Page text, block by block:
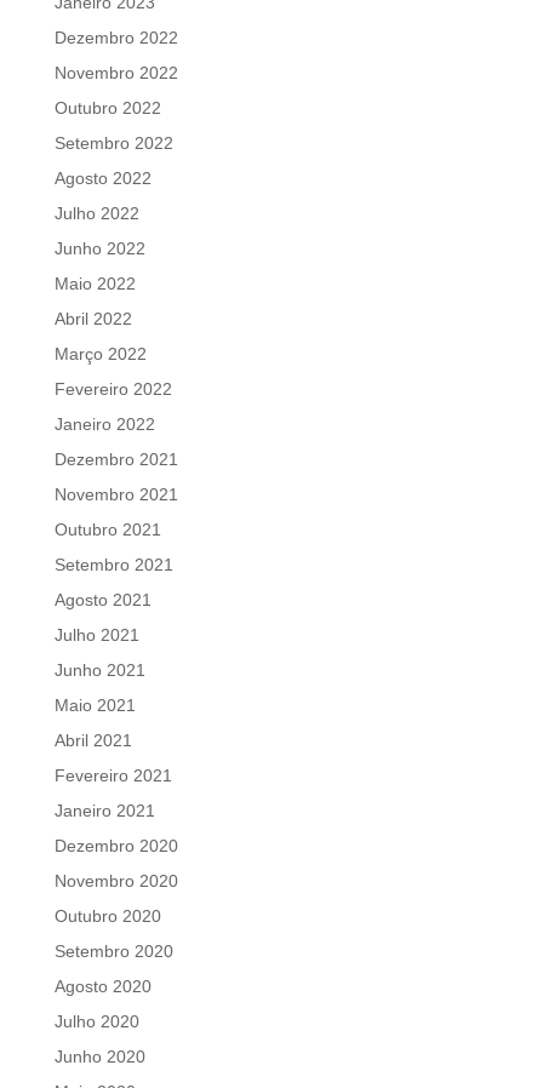
Dezembro 2022
Novembro 2022
Outubro 2022
Setembro 2022
Agosto 2022
Julho 2022
Junho 2022
Maio 2022
Abril 2022
Março 2022
Fevereiro 2022
Janeiro 2022
Dezembro 2021
Novembro 2021
Outubro 2021
Setembro 2021
Agosto 2021
Julho 2021
Junho 2021
Maio 2021
Abril 2021
Fevereiro 2021
Janeiro 2021
Dezembro 2020
Novembro 2020
Outubro 2020
Setembro 2020
Agosto 2020
Julho 2020
Junho 2020